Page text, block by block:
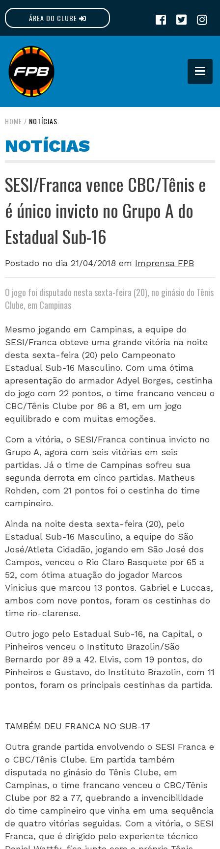
ÁREA DO CLUBE
FPB
HOME / NOTÍCIAS
NOTÍCIAS
SESI/Franca vence CBC/Tênis e
é único invicto no Grupo A do
Estadual Sub-16
Postado no dia 21/04/2018 em Imprensa FPB
O jogo foi disputado nesta sexta-feira (20), no ginásio do Tênis
Clube, em Campinas
Mesmo jogando em Campinas, a equipe do
SESI/Franca obteve uma grande vitória na noite
desta sexta-feira (20) pelo Campeonato
Estadual Sub-16 Masculino. Com uma ótima
apresentação do armador Adyel Borges, cestinha
do jogo com 22 pontos, o time francano venceu o
CBC/Tênis Clube por 86 a 81, em um jogo
equilibrado e com muitas emoções.
Com a vitória, o SESI/Franca continua invicto no
Grupo A, agora com seis vitórias em seis
partidas. Já o time de Campinas sofreu sua
segunda derrota em cinco partidas. Matheus
Rohden, com 21 pontos foi o cestinha do time
campineiro.
Ainda na noite desta sexta-feira (20), pelo
Estadual Sub-16 Masculino, a equipe do São
José/Atleta Cidadão, jogando em São José dos
Campos, venceu o Rio Claro Basquete por 65 a
52, com ótima atuação do jogador Marcos
Vinicius que marcou 13 pontos. Gabriel e Luccas,
ambos com nove pontos, foram os cestinhas do
time rio-clarense.
Outro jogo pelo Estadual Sub-16, na Capital, o
Pinheiros venceu o Instituto Brazolin/São
Bernardo por 89 a 42. Elvis, com 19 pontos, do
Pinheiros e Gustavo, do Instituto Brazolin, com 11
pontos, foram os principais cestinhas da partida.
TAMBÉM DEU FRANCA NO SUB-17
Outra grande partida envolvendo o SESI Franca e
o CBC/Tênis Clube. Em partida também
disputada no ginásio do Tênis Clube, em
Campinas, o time francano venceu o CBC/Tênis
Clube por 82 a 77, quebrando a invencibilidade
do time campineiro que vinha em uma sequência
de quatro vitórias seguidas. Com a vitória, o SESI
Franca, que é dirigido pelo experiente técnico